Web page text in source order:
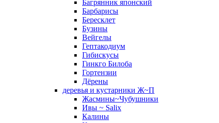
Багрянник японский
Барбарисы
Бересклет
Бузины
Вейгелы
Гептакодиум
Гибискусы
Гинкго Билоба
Гортензии
Дёрены
деревья и кустарники Ж~П
Жасмины~Чубушники
Ивы ~ Salix
Калины